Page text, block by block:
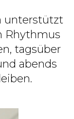
unterstützt
Rhythmus
tagsüber
abends